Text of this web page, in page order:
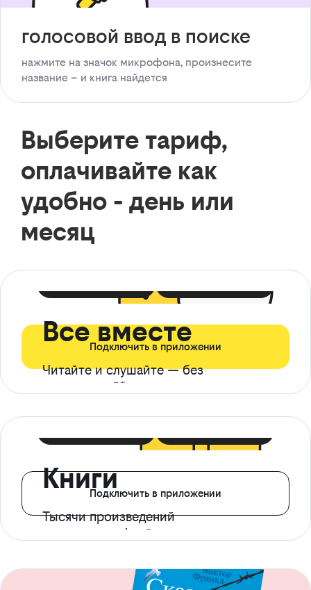
голосовой ввод в поиске
нажмите на значок микрофона, произнесите
название – и книга найдется
Выберите тариф,
оплачивайте как
удобно - день или
месяц
Все вместе
Читайте и слушайте — без
ограничений*
Подключить в приложении
Книги
Тысячи произведений
с доступом офлайн
Подключить в приложении